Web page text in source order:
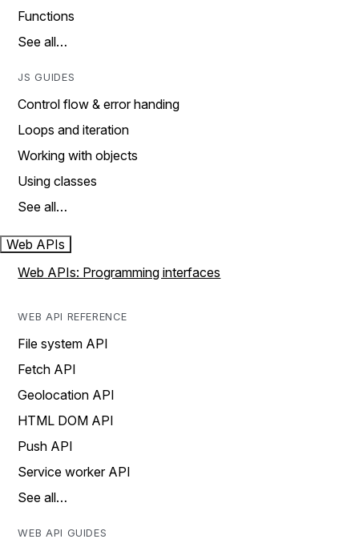
Functions
See all…
JS GUIDES
Control flow & error handing
Loops and iteration
Working with objects
Using classes
See all…
Web APIs
Web APIs: Programming interfaces
WEB API REFERENCE
File system API
Fetch API
Geolocation API
HTML DOM API
Push API
Service worker API
See all…
WEB API GUIDES